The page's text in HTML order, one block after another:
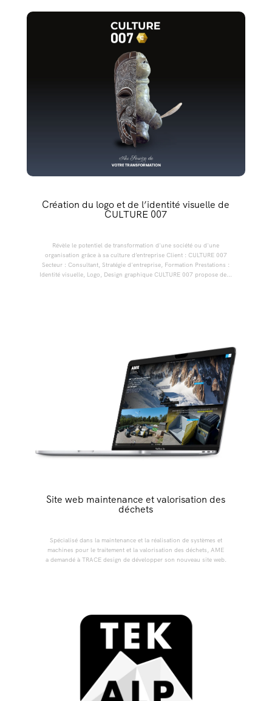
Création du logo et de l’identité visuelle de
CULTURE 007
Révèle le potentiel de transformation d'une société ou d'une
organisation grâce à sa culture d’entreprise Client : CULTURE 007
Secteur : Consultant, Stratégie d'entreprise, Formation Prestations :
Identité visuelle, Logo, Design graphique CULTURE 007 propose de...
Site web maintenance et valorisation des
déchets
Spécialisé dans la maintenance et la réalisation de systèmes et
machines pour le traitement et la valorisation des déchets, AME
a demandé à TRACE design de développer son nouveau site web.